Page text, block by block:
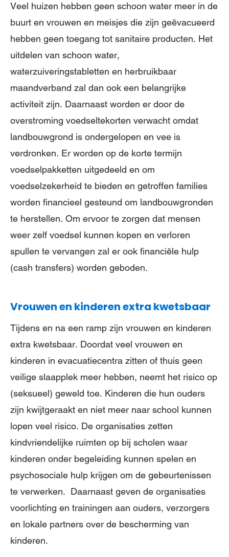
Veel huizen hebben geen schoon water meer in de
buurt en vrouwen en meisjes die zijn geëvacueerd
hebben geen toegang tot sanitaire producten. Het
uitdelen van schoon water,
waterzuiveringstabletten en herbruikbaar
maandverband zal dan ook een belangrijke
activiteit zijn. Daarnaast worden er door de
overstroming voedseltekorten verwacht omdat
landbouwgrond is ondergelopen en vee is
verdronken. Er worden op de korte termijn
voedselpakketten uitgedeeld en om
voedselzekerheid te bieden en getroffen families
worden financieel gesteund om landbouwgronden
te herstellen. Om ervoor te zorgen dat mensen
weer zelf voedsel kunnen kopen en verloren
spullen te vervangen zal er ook financiële hulp
(cash transfers) worden geboden.
Vrouwen en kinderen extra kwetsbaar
Tijdens en na een ramp zijn vrouwen en kinderen
extra kwetsbaar. Doordat veel vrouwen en
kinderen in evacuatiecentra zitten of thuis geen
veilige slaapplek meer hebben, neemt het risico op
(seksueel) geweld toe. Kinderen die hun ouders
zijn kwijtgeraakt en niet meer naar school kunnen
lopen veel risico. De organisaties zetten
kindvriendelijke ruimten op bij scholen waar
kinderen onder begeleiding kunnen spelen en
psychosociale hulp krijgen om de gebeurtenissen
te verwerken. Daarnaast geven de organisaties
voorlichting en trainingen aan ouders, verzorgers
en lokale partners over de bescherming van
kinderen.